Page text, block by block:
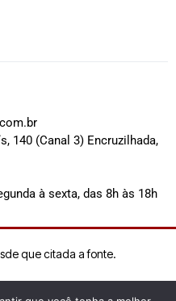
140 (Canal 3) Encruzilhada,
à sexta, das 8h às 18h
que citada a fonte.